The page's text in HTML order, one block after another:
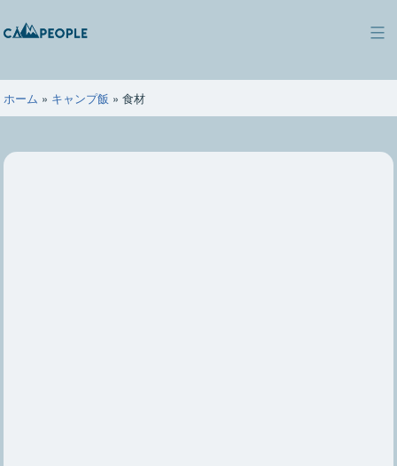
ン
ツ
へ
キ
キ
ン
ピ
ー
ー
ホーム » キャンプ飯 » 食材